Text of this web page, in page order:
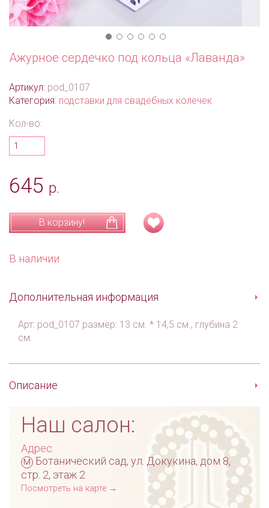
Ажурное сердечко под кольца «Лаванда»
Артикул: pod_0107
Категория: подставки для свадебных колечек
Кол-во:
645 р.
В корзину!
В наличии
Дополнительная информация
Арт: pod_0107 размер: 13 см. * 14,5 см., глубина 2
см.
Описание
Наш салон:
Адрес:
м Ботанический сад, ул. Докукина, дом 8,
стр. 2, этаж 2
Посмотреть на карте →